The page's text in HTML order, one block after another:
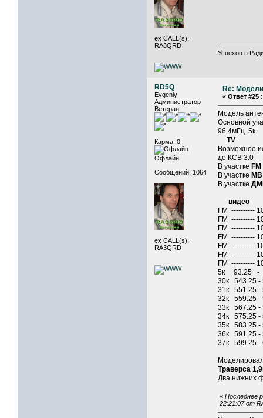
ex CALL(s):
RA3QRD
Успехов в
RD5Q
Evgeniy
Администратор
Ветеран
Карма: 0
Офлайн
Сообщений: 1064
ex CALL(s):
RA3QRD
Re:
« Ответ #25 :
Модель
Основной
TV
Возможное
до КСВ 3.0
В участке
В участке
В участке
видео
FM ----------
FM ----------
FM ----------
FM ----------
FM ----------
FM ----------
FM ----------
5к 93.25 -
30к 543.25
31к 551.25
32к 559.25
33к 567.25
34к 575.25
35к 583.25
36к 591.25
37к 599.25
Траверса
Два нижних
« Последнее
22:21:07 от